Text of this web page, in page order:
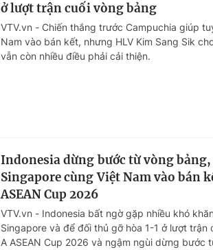
ở lượt trận cuối vòng bảng
VTV.vn - Chiến thắng trước Campuchia giúp
Nam vào bán kết, nhưng HLV Kim Sang Sik
vẫn còn nhiều điều phải cải thiện.
Indonesia dừng bước từ vòng bảng,
Singapore cùng Việt Nam vào bán
ASEAN Cup 2026
VTV.vn - Indonesia bất ngờ gặp nhiều khó
Singapore và để đối thủ gỡ hòa 1-1 ở lượt trận
A ASEAN Cup 2026 và ngậm ngùi dừng bước